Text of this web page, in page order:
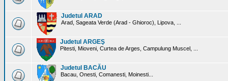
Judetul ARAD
Arad, Sageata Verde (Arad - Ghioroc), Lipova, ...
Judetul ARGEŞ
Pitesti, Mioveni, Curtea de Arges, Campulung Muscel, ...
Judetul BACĂU
Bacau, Onesti, Comanesti, Moinesti...